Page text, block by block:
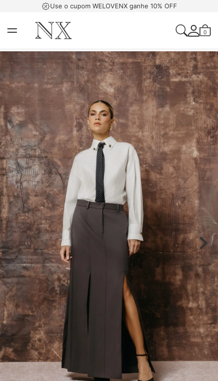
Use o cupom WELOVENX ganhe 10% OFF
Acessar Sua
Criar Uma Conta
0